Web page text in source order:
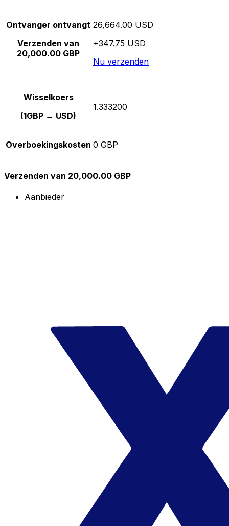
Ontvanger ontvangt
Verzenden van
20,000.00 GBP
26,664.00 USD
+347.75 USD
Nu verzenden
Wisselkoers
(1GBP → USD)
1.333200
Overboekingskosten 0 GBP
Verzenden van 20,000.00 GBP
Aanbieder